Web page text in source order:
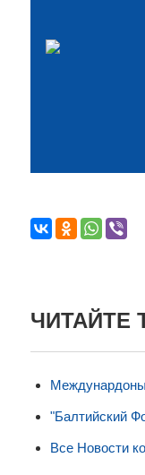
ЧИТАЙТЕ
"Балтийский
Все Новости